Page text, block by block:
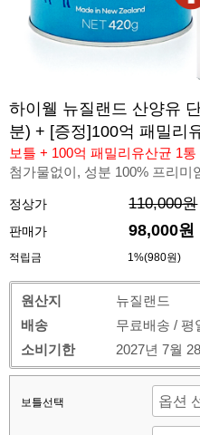
하이웰 뉴질랜드 산양유
분) + [증정]100억 패밀리
보틀 + 100억 패밀리유산균 1
첨가물없이, 성분 100% 프리미
정상가 110,000원
판매가
98,000원
적립금 1%(980원)
원산지
뉴질랜드
배송
무료배송 / 평
소비기한
2027년 7월
보틀선택